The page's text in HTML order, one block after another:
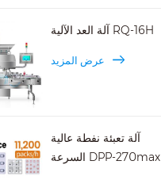
آلة العد الآلية RQ-16H
عرض المزيد
آلة تعبئة نفطة عالية
السرعة DPP-270max